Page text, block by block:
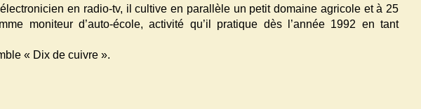
en radio-tv, il cultive en parallèle un petit domaine agricole et à 25
moniteur d’auto-école, activité qu’il pratique dès l’année 1992 en tant
« Dix de cuivre ».